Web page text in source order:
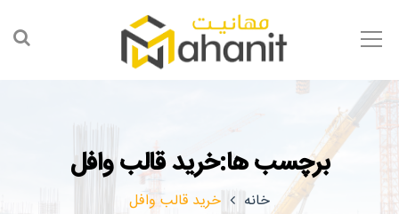
برچسب ها:خرید قالب وافل
خانه خرید قالب وافل